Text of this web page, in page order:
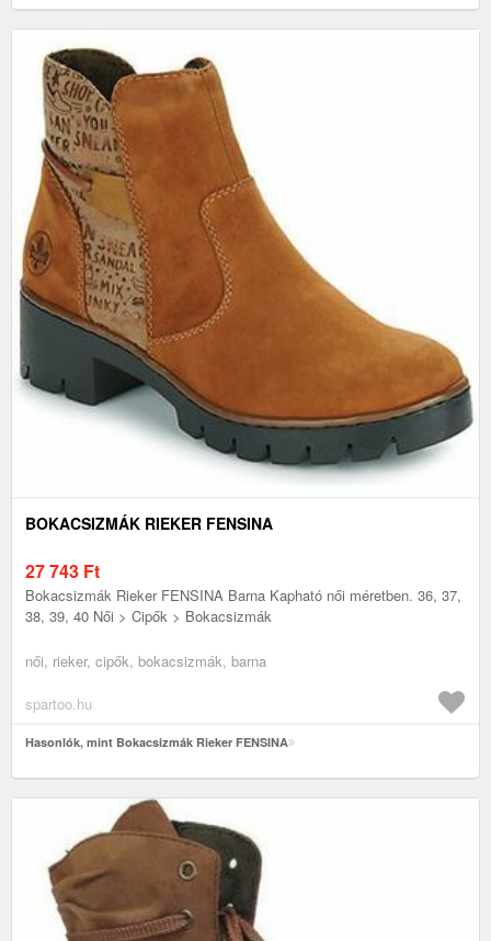
BOKACSIZMÁK RIEKER FENSINA
27 743 Ft
Bokacsizmák Rieker FENSINA Barna Kapható női méretben. 36, 37,
38, 39, 40 Női > Cipők > Bokacsizmák
női, rieker, cipők, bokacsizmák, barna
spartoo.hu
Hasonlók, mint Bokacsizmák Rieker FENSINA